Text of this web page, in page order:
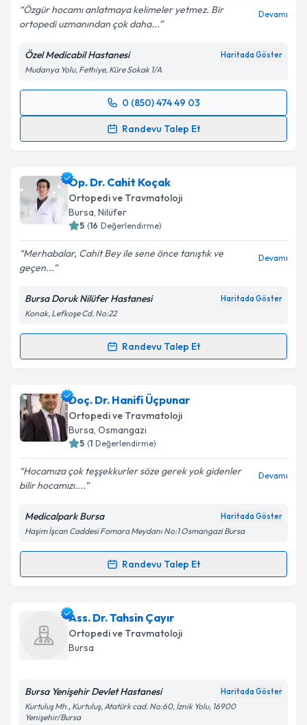
Özgür hocamı anlatmaya kelimeler yetmez. Bir
ortopedi uzmanından çok daha...
Devamı
Özel Medicabil Hastanesi Haritada Göster
Mudanya Yolu, Fethiye, Küre Sokak 1/A
0 (850) 474 49 03
Randevu Talep Et
Randevu Takvimi Talebi
takvim hazırlandığında e-posta ile bilgilendireceğiz.
E-posta Adresiniz
kapsamda işlenmesini kabul ediyorum.
Takvim Talebini Gönder
Op. Dr. Cahit Koçak
Ortopedi ve Travmatoloji
Bursa, Nilüfer
5 (16 Değerlendirme)
Merhabalar, Cahit Bey ile sene önce tanıştık ve
geçen...
Devamı
Bursa Doruk Nilüfer Hastanesi Haritada Göster
Konak, Lefkoşe Cd. No:22
Randevu Talep Et
Randevu Takvimi Talebi
Op. Dr. Cahit Koçakiçin randevu takvimi talebi
oluşturun. Size bu uzmandan randevu almanız için bir
takvim hazırlandığında e-posta ile bilgilendireceğiz.
Kişisel verilerimin işlenmesine ilişkin
Aydınlatma
Metni'ni okudum ve kişisel verilerimin belirtilen
kapsamda işlenmesini kabul ediyorum.
Doç. Dr. Hanifi Üçpunar
Ortopedi ve Travmatoloji
Bursa, Osmangazi
5 (1 Değerlendirme)
Hocamıza çok teşşekkurler söze gerek yok gidenler
bilir hocamızı....
Devamı
Medicalpark Bursa Haritada Göster
Haşim İşcan Caddesi Fomara Meydanı No:1 Osmangazi Bursa
Randevu Talep Et
Randevu Takvimi Talebi
Doç. Dr. Hanifi Üçpunariçin randevu takvimi talebi
oluşturun. Size bu uzmandan randevu almanız için bir
takvim hazırlandığında e-posta ile bilgilendireceğiz.
Ass. Dr. Tahsin Çayır
Ortopedi ve Travmatoloji
Bursa
Bursa Yenişehir Devlet Hastanesi Haritada Göster
Kurtuluş Mh., Kurtuluş, Atatürk cad. No:60, İznik Yolu, 16900
Yenişehir/Bursa